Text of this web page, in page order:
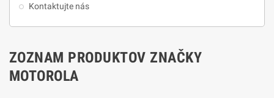
Kontaktujte nás
ZOZNAM PRODUKTOV ZNAČKY
MOTOROLA